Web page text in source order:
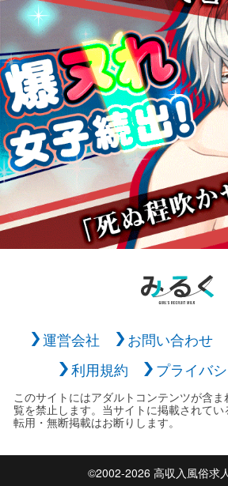
運営会社 お問い合わせ
利用規約
プライバ
このサイトにはアダルトコンテンツが含
覧を禁止します。当サイトに掲載されて
転用・無断掲載はお断りします。
©2002-2026 高収入風俗求